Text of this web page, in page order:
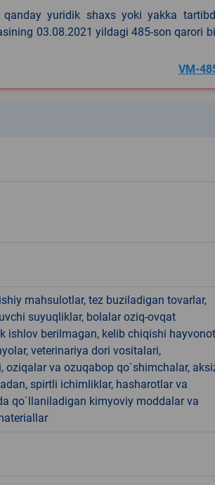
yuridik shaxs yoki yakka
03.08.2021 yildagi 485-son qarori
VM-
mahsulotlar, tez buziladigan tovarlar,
suyuqliklar, bolalar oziq-ovqat
ishlov berilmagan, kelib chiqishi
veterinariya dori vositalari,
va ozuqabop qo`shimchalar,
spirtli ichimliklar, hasharotlar va
qo`llaniladigan kimyoviy moddalar va